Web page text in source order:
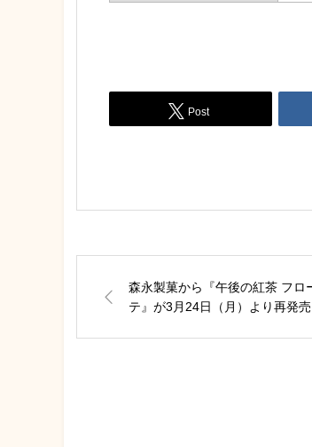
Post
森永製菓から『午後の紅茶 フロ
テ』が3月24日（月）より再発売